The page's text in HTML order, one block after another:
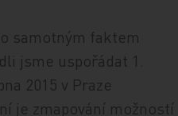
samotným faktem
jsme uspořádat 1.
2015 v Praze
je zmapování možností